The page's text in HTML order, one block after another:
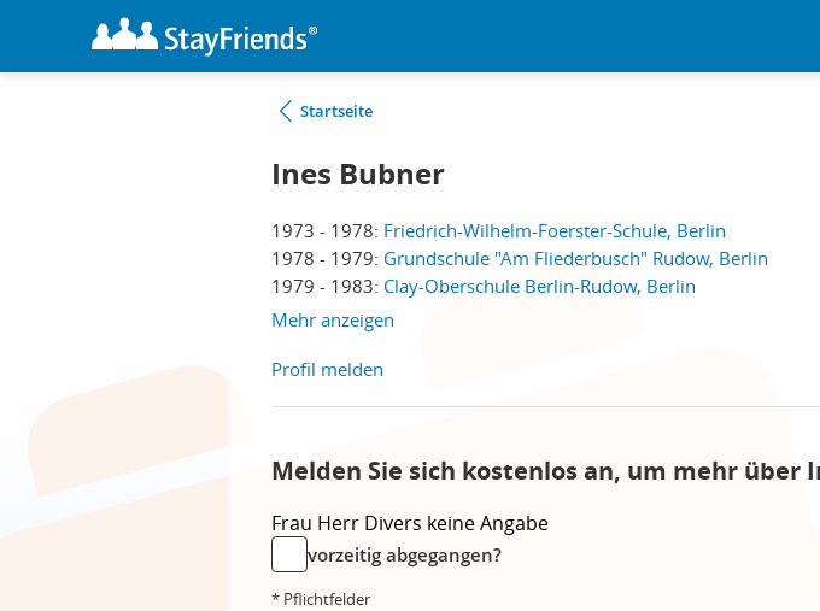
Startseite
Ines Bubner
1973 - 1978: Friedrich-Wilhelm-Foerster-Schule, Berlin
1978 - 1979: Grundschule "Am Fliederbusch" Rudow, Berlin
1979 - 1983: Clay-Oberschule Berlin-Rudow, Berlin
Mehr anzeigen
Profil melden
Melden Sie sich kostenlos an, um mehr über
Frau Herr Divers keine Angabe
vorzeitig abgegangen?
* Pflichtfelder